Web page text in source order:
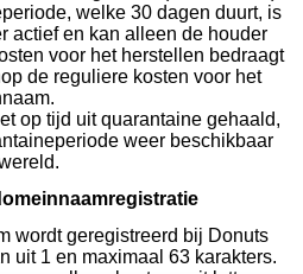
welke 30 dagen duurt, is
actief en kan alleen de houder
voor het herstellen bedraagt
de reguliere kosten voor het
op tijd uit quarantaine gehaald,
weer beschikbaar
wordt geregistreerd bij Donuts
uit 1 en maximaal 63 karakters.